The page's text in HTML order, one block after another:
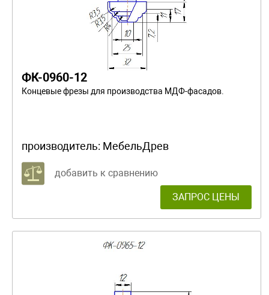
ФК-0960-12
Концевые фрезы для производства МДФ-фасадов.
производитель: МебельДрев
добавить к сравнению
ЗАПРОС ЦЕНЫ